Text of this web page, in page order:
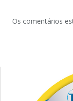
Os comentários